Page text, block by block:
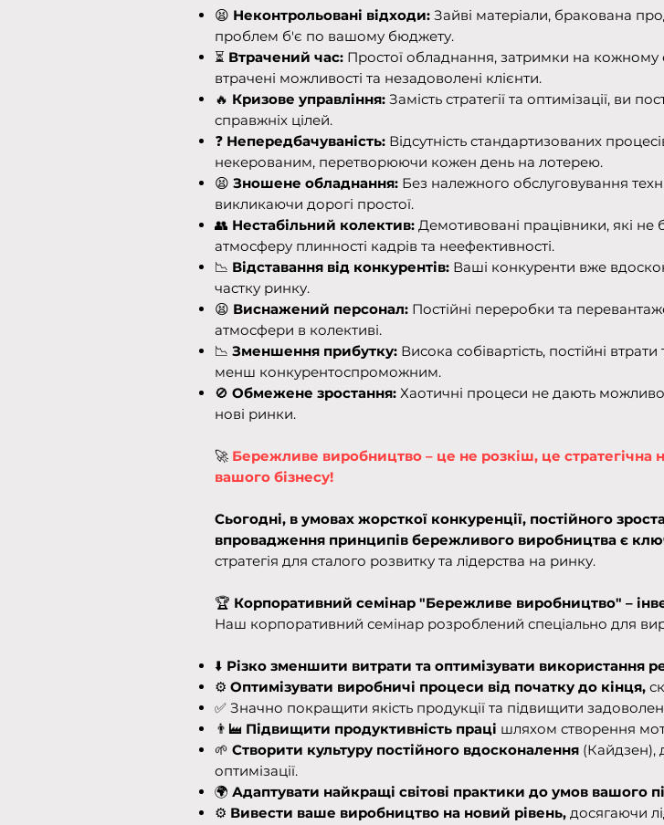
😫 Неконтрольовані відходи: Зайві матеріали, бракована
проблем б'є по вашому бюджету.
⏳ Втрачений час: Простої обладнання, затримки на кожному
втрачені можливості та незадоволені клієнти.
🔥 Кризове управління: Замість стратегії та оптимізації, ви
справжніх цілей.
❓ Непередбачуваність: Відсутність стандартизованих
некерованим, перетворюючи кожен день на лотерею.
😫 Зношене обладнання: Без належного обслуговування
викликаючи дорогі простої.
👥 Нестабільний колектив: Демотивовані працівники, які не
атмосферу плинності кадрів та неефективності.
📉 Відставання від конкурентів: Ваші конкуренти вже
частку ринку.
😫 Виснажений персонал: Постійні переробки та
атмосфери в колективі.
📉 Зменшення прибутку: Висока собівартість, постійні
менш конкурентоспроможним.
🚫 Обмежене зростання: Хаотичні процеси не дають
нові ринки.
🚀 Бережливе виробництво – це не розкіш, це стратегічна
вашого бізнесу!
Сьогодні, в умовах жорсткої конкуренції, постійного
впровадження принципів бережливого виробництва є
стратегія для сталого розвитку та лідерства на ринку.
🏆 Корпоративний семінар "Бережливе виробництво" –
Наш корпоративний семінар розроблений спеціально для
⬇️ Різко зменшити витрати та оптимізувати використання
⚙️ Оптимізувати виробничі процеси від початку до кінця,
✅ Значно покращити якість продукції та підвищити
👨‍🏭 Підвищити продуктивність праці шляхом створення
🌱 Створити культуру постійного вдосконалення (Кайдзен),
оптимізації.
🌍 Адаптувати найкращі світові практики до умов вашого
⚙️ Вивести ваше виробництво на новий рівень, досягаючи